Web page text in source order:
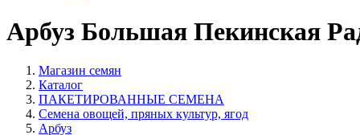
Арбуз Большая Пекинская
Магазин семян
Каталог
ПАКЕТИРОВАННЫЕ СЕМЕНА
Семена овощей, пряных культур, ягод
Арбуз